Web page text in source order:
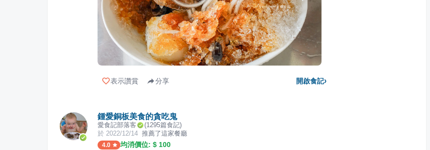
表示讚賞 分享 開啟食記›
鍾愛銅板美食的貪吃鬼
愛食記部落客 (1295篇食記)
於 2022/12/14 推薦了這家餐廳
4.0 均消價位: $ 100